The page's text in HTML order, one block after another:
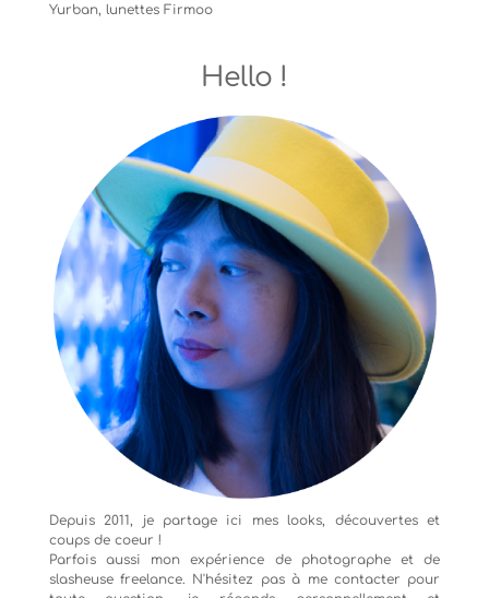
Yurban, lunettes Firmoo
Hello !
Depuis 2011, je partage ici mes looks, découvertes et
coups de coeur !
Parfois aussi mon expérience de photographeet de
slasheuse freelance. N'hésitez pas à me contacter pour